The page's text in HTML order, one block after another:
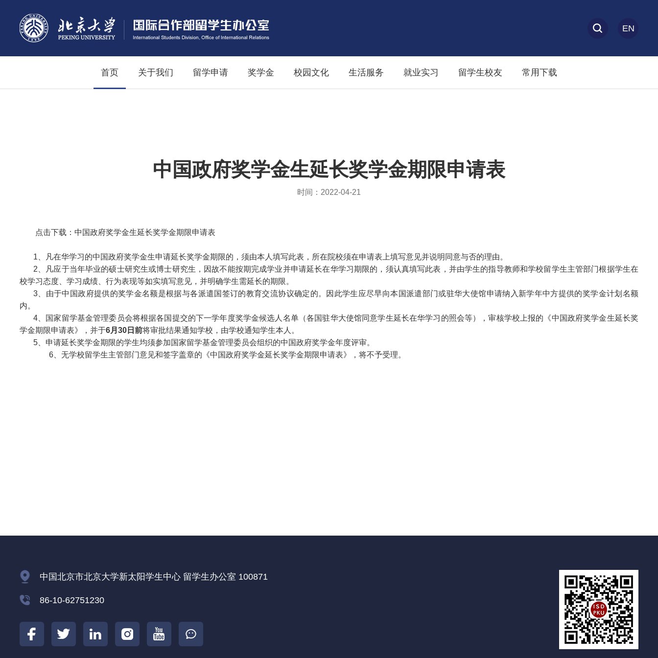
EN
首页 关于我们 留学申请 奖学金 校园文化 生活服务 就业实习 留学生校友 常用下载
中国政府奖学金生延长奖学金期限申请表
时间：2022-04-21
点击下载：中国政府奖学金生延长奖学金期限申请表
1 、凡在华学习的中国政府奖学金生申请延长奖学金期限的，须由本人填写此表，所在院校须在申请表上填写意见并说明同意与否的理由。
2
凡应于当年毕业的硕士研究生或博士研究生，因故不能按期完成学业并申请延长在华学习期限的，须认真填写此表，并由学生的指导教师和学校留学生主管部门根据学生在
校学习态度、学习成绩、行为表现等如实填写意见，并明确学生需延长的期限。
3 、由于中国政府提供的奖学金名额是根据与各派遣国签订的教育交流协议确定的。因此学生应尽早向本国派遣部门或驻华大使馆申请纳入新学年中方提供的奖学金计划名额
内。
4 、国家留学基金管理委员会将根据各国提交的下一学年度奖学金候选人名单（各国驻华大使馆同意学生延长在华学习的照会等），审核学校上报的《中国政府奖学金生延长奖
学金期限申请表》，并于6月 30 日前将审批结果通知学校，由学校通知学生本人。
5 、申请延长奖学金期限的学生均须参加国家留学基金管理委员会组织的中国政府奖学金年度评审。
6 、无学校留学生主管部门意见和签字盖章的《中国政府奖学金延长奖学金期限申请表》，将不予受理。
中国北京市北京大学新太阳学生中心 留学生办公室 100871
86-10-62751230